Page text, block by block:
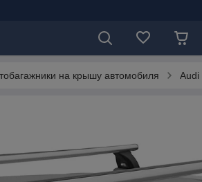
на крышу автомобиля Audi